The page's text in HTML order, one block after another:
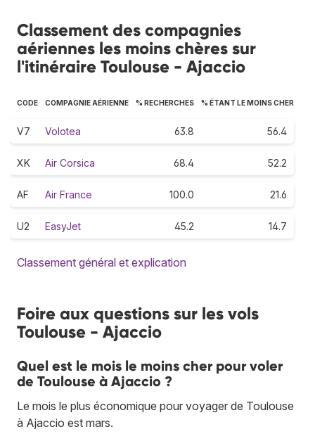
Classement des compagnies
aériennes les moins chères sur
l'itinéraire Toulouse - Ajaccio
CODE COMPAGNIE AÉRIENNE % RECHERCHES % ÉTANT LE MOINS CHER
V7 Volotea 63.8 56.4
XK Air Corsica 68.4 52.2
AF Air France 100.0 21.6
U2 EasyJet 45.2 14.7
Classement général et explication
Foire aux questions sur les vols
Toulouse - Ajaccio
Quel est le mois le moins cher pour voler
de Toulouse à Ajaccio ?
Le mois le plus économique pour voyager de Toulouse
à Ajaccio est mars.